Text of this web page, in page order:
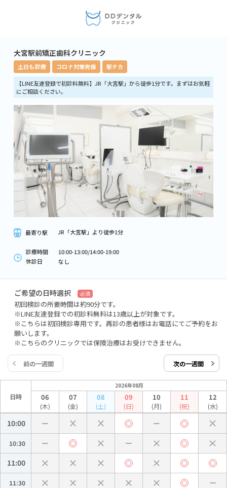
大宮駅前矯正歯科クリニック
土日も診療 コロナ対策完備 駅チカ
【LINE友達登録で初診料無料】JR「大宮駅」から徒歩1分です。まずはお気軽
にご相談ください。
最寄り駅 JR「大宮駅」より徒歩1分
診療時間
10:00-13:00/14:00-19:00
休診日
なし
ご希望の日時選択 必須
初回検診の所要時間は約90分です。
※LINE友達登録での初診料無料は13歳以上が対象です。
※こちらは初回検診専用です。再診の患者様はお電話にてご予約をお
願いします。
※こちらのクリニックでは保険治療はお受けできません。
前の一週間 次の一週間
日時
2026年08月
06
(木)
07
(金)
08
(土)
09
(日)
10
(月)
11
(祝)
12
(水)
10:00
10:30
11:00
11:30